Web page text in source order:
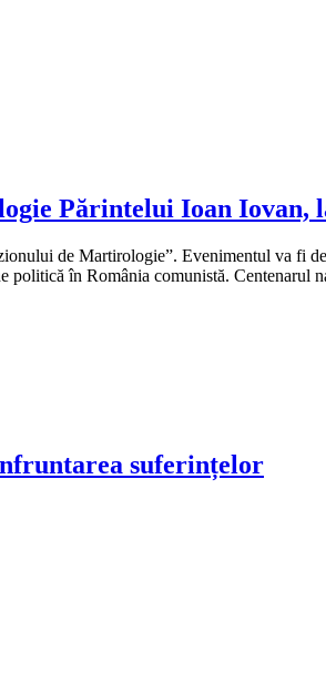
Părintelui Ioan Iovan,
de Martirologie”. Evenimentul va fi
în România comunistă.
suferințelor